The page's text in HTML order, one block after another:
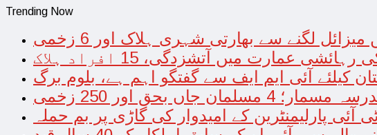
Trending Now
میزائل لگنے سے بھارتی شہری ہلاک اور 6 زخمی
عمارت میں آتشزدگی، 15 افراد ہلاک
کیلئے آئی ایم ایف سے گفتگو اہم ہے، بلوم برگ
جاں بحق اور 250 زخمی
آئی پارلیمنٹرین کے امیدوار کی گاڑی پر بم حملہ